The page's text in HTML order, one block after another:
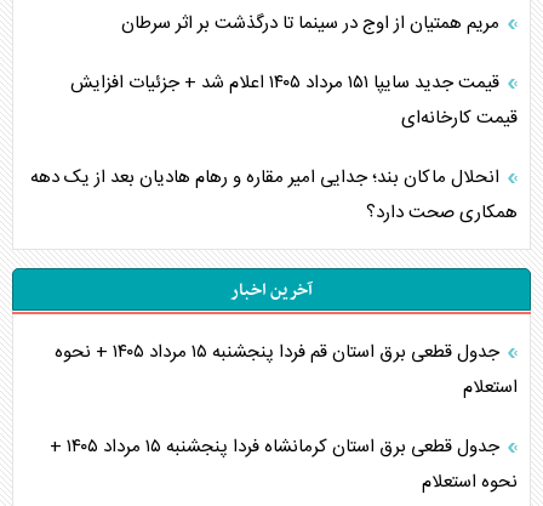
مریم همتیان از اوج در سینما تا درگذشت بر اثر سرطان
قیمت جدید سایپا ۱۵۱ مرداد ۱۴۰۵ اعلام شد + جزئیات افزایش
قیمت کارخانه‌ای
انحلال ماکان بند؛ جدایی امیر مقاره و رهام هادیان بعد از یک دهه
همکاری صحت دارد؟
آخرین اخبار
جدول قطعی برق استان قم فردا پنجشنبه ۱۵ مرداد ۱۴۰۵ + نحوه
استعلام
جدول قطعی برق استان کرمانشاه فردا پنجشنبه ۱۵ مرداد ۱۴۰۵ +
نحوه استعلام